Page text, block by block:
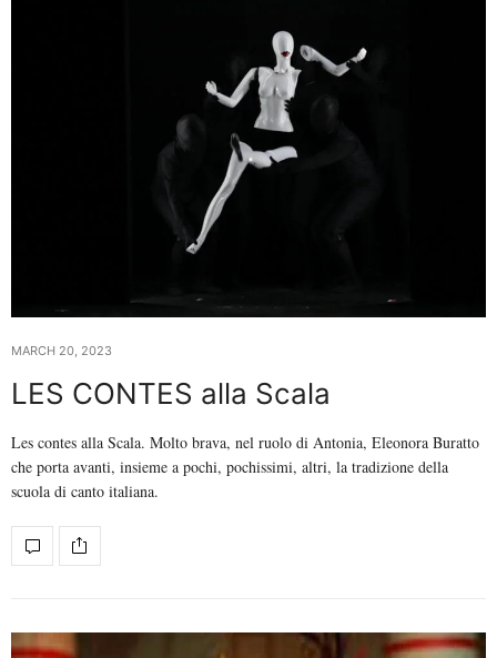
MARCH 20, 2023
LES CONTES alla Scala
Les contes alla Scala. Molto brava, nel ruolo di Antonia, Eleonora Buratto
che porta avanti, insieme a pochi, pochissimi, altri, la tradizione della
scuola di canto italiana.